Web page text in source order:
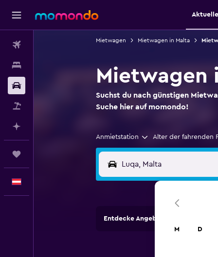
Mietwagen Mietwagen in Malta
Mietwagen
Suchst du nach günstigen
Suche hier auf momondo!
Anmietstation Alter der fahrenden
Entdecke Angebote von
M D